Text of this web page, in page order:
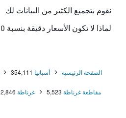
نقوم بتجميع الكثير من البيانات لك
لماذا لا تكون الأسعار دقيقة بنسبة 100٪؟
الصفحة الرئيسية أسبانيا 354,111
مقاطعة غرناطة 5,523 غرناطة 2,846